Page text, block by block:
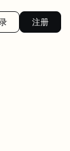
注册